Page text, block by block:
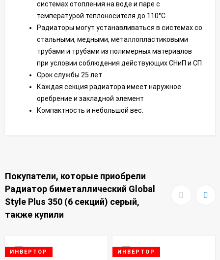
системах отопления на воде и паре с
температурой теплоносителя до 110°С
Радиаторы могут устанавливаться в системах со
стальными, медными, металлопластиковыми
трубами и трубами из полимерных материалов
при условии соблюдения действующих СНиП и СП
Срок службы 25 лет
Каждая секция радиатора имеет наружное
оребрение и закладной элемент
Компактность и небольшой вес.
Покупатели, которые приобрели
Радиатор биметаллический Global
Style Plus 350 (6 секций) серый,
также купили
ИНВЕРТОР ИНВЕРТОР